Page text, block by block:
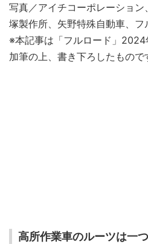
写真／アイチコーポレーショ
塚製作所、矢野特殊自動車、フ
※本記事は「フルロード」2024
加筆の上、書き下ろしたもので
高所作業車のルーツは一